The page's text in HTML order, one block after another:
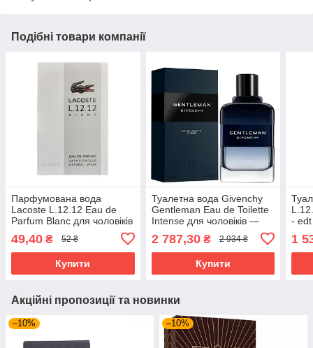
Подібні товари компанії
Парфумована вода
Lacoste L.12.12 Eau de
Parfum Blanc для чоловіків
49,40 ₴ 52 ₴
Купити
Туалетна вода Givenchy
Gentleman Eau de Toilette
Intense для чоловіків —
2 787,30₴ 2 934 ₴
Купити
-
1
Акційні пропозиції та новинки
–10% –10%